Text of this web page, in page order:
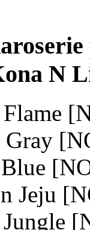
N
Gray
Jeju